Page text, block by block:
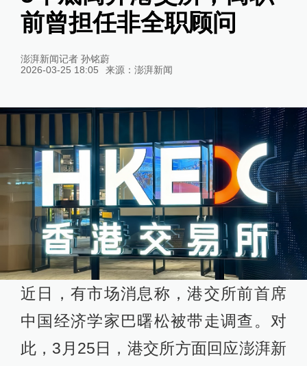
前曾担任非全职顾问
澎湃新闻记者 孙铭蔚
2026-03-25 18:05
来源： 澎湃新闻
近日，有市场消息称，港交所前首席
中国经济学家巴曙松被带走调查。对
此，3月25日，港交所方面回应澎湃新